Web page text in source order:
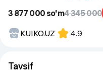
3 877 000 so'm4 345 000
KUIKO.UZ 4.9
Tavsif